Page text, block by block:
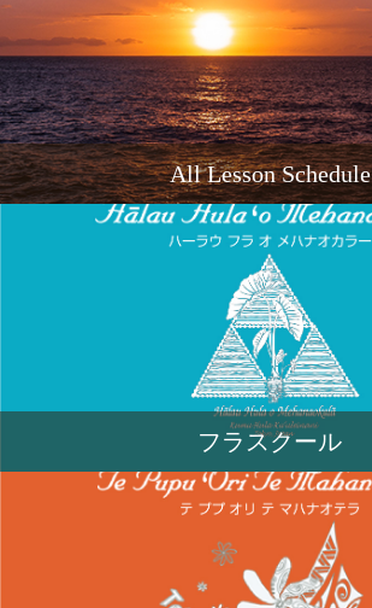
All Lesson Schedule
フラスクール